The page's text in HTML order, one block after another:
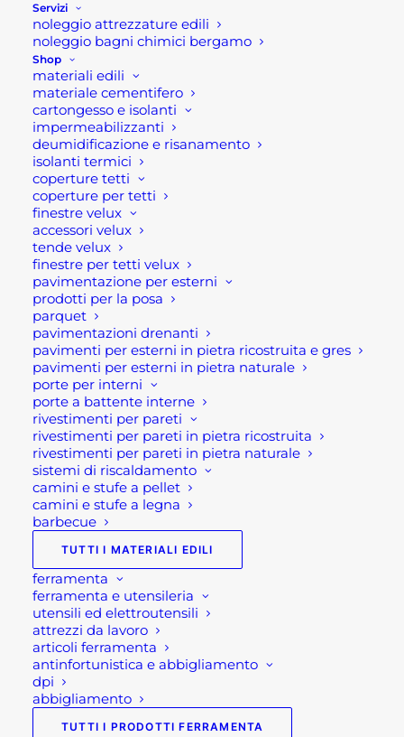
Servizi
noleggio attrezzature edili
noleggio bagni chimici bergamo
Shop
materiali edili
materiale cementifero
cartongesso e isolanti
impermeabilizzanti
deumidificazione e risanamento
isolanti termici
coperture tetti
coperture per tetti
finestre velux
accessori velux
tende velux
finestre per tetti velux
pavimentazione per esterni
prodotti per la posa
parquet
pavimentazioni drenanti
pavimenti per esterni in pietra ricostruita e gres
pavimenti per esterni in pietra naturale
porte per interni
porte a battente interne
rivestimenti per pareti
rivestimenti per pareti in pietra ricostruita
rivestimenti per pareti in pietra naturale
sistemi di riscaldamento
camini e stufe a pellet
camini e stufe a legna
barbecue
TUTTI I MATERIALI EDILI
ferramenta
ferramenta e utensileria
utensili ed elettroutensili
attrezzi da lavoro
articoli ferramenta
antinfortunistica e abbigliamento
dpi
abbigliamento
TUTTI I PRODOTTI FERRAMENTA
la sua pulizia.
Questi consigli per la pulizia della griglia del
barbecue ti permetteranno di far tornarla linda
brillante come prima del suo utilizzo.
Detersione con i limoni
Sebbene sembri il classico rimedio della nonna, i
limoni sono un vero strumento utile per la pulizia
della griglia del bbq . Basta semplicemente
tagliare in due il limone e strofinare con esso la
griglia, lasciandolo in ammollo per un po’ di
tempo.
Dopo qualche ora i residui verranno via facilmente
con un spugna non abrasiva o con un panno di
microfibra
l limone è un ottimo sgrassatore, infatti lo si può
anche utilizzare durante la cottura.
Semplicemente, occorre bucherellare nel mezzo
agrume sulla forchetta e passarlo sulla griglia.
griglia dopo la pulizia.
Riscaldare ben il barbecue
Un altro valido stratagemma, per detergere al
meglio la griglia del bbq, è quello di lasciare
riscaldare il bbq per una quindicina di minuti,
meglio se con coperchio chiuso.